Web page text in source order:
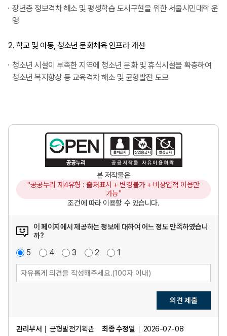
장년층 정보격차 해소 및 평생학습 도시구현을 위한 서울시민대학 운
영
2. 학교 및 아동, 청소년 문화체육 인프라 개선
청소년 시설이 부족한 지역에 청소년 문화 및 휴식시설을 확충하여
청소년 복지향상 등 교육격차 해소 및 균형발전 도모
본 저작물은
"공공누리 제4유형 : 출처표시 + 변경불가 + 비상업적 이용만
가능"
조건에 따라 이용할 수 있습니다.
이 페이지에서 제공하는 정보에 대하여 어느 정도 만족하였습니
까?
매
우
만
족
5
만
족
4점
보
통
3
불
만
족
2
매
우
불
만
1
의견 제출
관리부서 균형발전기획관 최종 수정일 2026-07-08